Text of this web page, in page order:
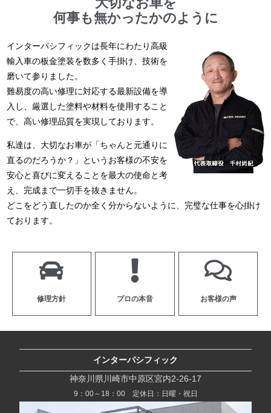
何事も無かったかのように
インターパシフィックは長年にわたり高級
輸入車の板金塗装を数多く手掛け、技術を
磨いて参りました。
難易度の高い修理に対応する最新設備を導
入し、厳選した塗料や材料を使用すること
で、高い修理品質を実現しております。
私達は、大切なお車が「ちゃんと元通りに
直るのだろうか？」というお客様の不安を
安心と喜びに変えることを最大の使命と考
え、完成まで一切手を抜きません。
どこをどう直したのか全く分からないように、完璧な仕事を心掛け
ております。
修理方針 プロの本音 お客様の声
インターパシフィック
神奈川県川崎市中原区宮内2-26-17
9：00～18：00 定休日：日曜・祝日